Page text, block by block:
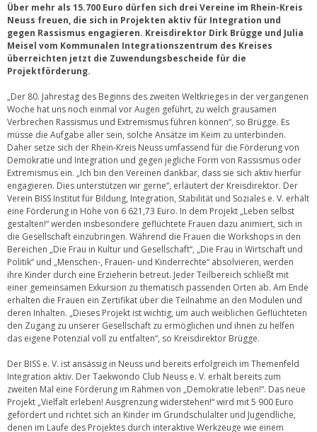
Über mehr als 15.700 Euro dürfen sich drei Vereine im Rhein-Kreis
Neuss freuen, die sich in Projekten aktiv für Integration und
gegen Rassismus engagieren. Kreisdirektor Dirk Brügge und Julia
Meisel vom Kommunalen Integrationszentrum des Kreises
überreichten jetzt die Zuwendungsbescheide für die
Projektförderung.
„Der 80. Jahrestag des Beginns des zweiten Weltkrieges in der vergangenen
Woche hat uns noch einmal vor Augen geführt, zu welch grausamen
Verbrechen Rassismus und Extremismus führen können“, so Brügge. Es
müsse die Aufgabe aller sein, solche Ansätze im Keim zu unterbinden.
Daher setze sich der Rhein-Kreis Neuss umfassend für die Förderung von
Demokratie und Integration und gegen jegliche Form von Rassismus oder
Extremismus ein. „Ich bin den Vereinen dankbar, dass sie sich aktiv hierfür
engagieren. Dies unterstützen wir gerne“, erläutert der Kreisdirektor. Der
Verein BISS Institut für Bildung, Integration, Stabilität und Soziales e. V. erhält
eine Förderung in Höhe von 6 621,73 Euro. In dem Projekt „Leben selbst
gestalten!“ werden insbesondere geflüchtete Frauen dazu animiert, sich in
die Gesellschaft einzubringen. Während die Frauen die Workshops in den
Bereichen „Die Frau in Kultur und Gesellschaft“, „Die Frau in Wirtschaft und
Politik“ und „Menschen-, Frauen- und Kinderrechte“ absolvieren, werden
ihre Kinder durch eine Erzieherin betreut. Jeder Teilbereich schließt mit
einer gemeinsamen Exkursion zu thematisch passenden Orten ab. Am Ende
erhalten die Frauen ein Zertifikat über die Teilnahme an den Modulen und
deren Inhalten. „Dieses Projekt ist wichtig, um auch weiblichen Geflüchteten
den Zugang zu unserer Gesellschaft zu ermöglichen und ihnen zu helfen
das eigene Potenzial voll zu entfalten“, so Kreisdirektor Brügge.
Der BISS e. V. ist ansässig in Neuss und bereits erfolgreich im Themenfeld
Integration aktiv. Der Taekwondo Club Neuss e. V. erhält bereits zum
zweiten Mal eine Förderung im Rahmen von „Demokratie leben!“. Das neue
Projekt „Vielfalt erleben! Ausgrenzung widerstehen!“ wird mit 5 900 Euro
gefördert und richtet sich an Kinder im Grundschulalter und Jugendliche,
denen im Laufe des Projektes durch interaktive Werkzeuge wie einem